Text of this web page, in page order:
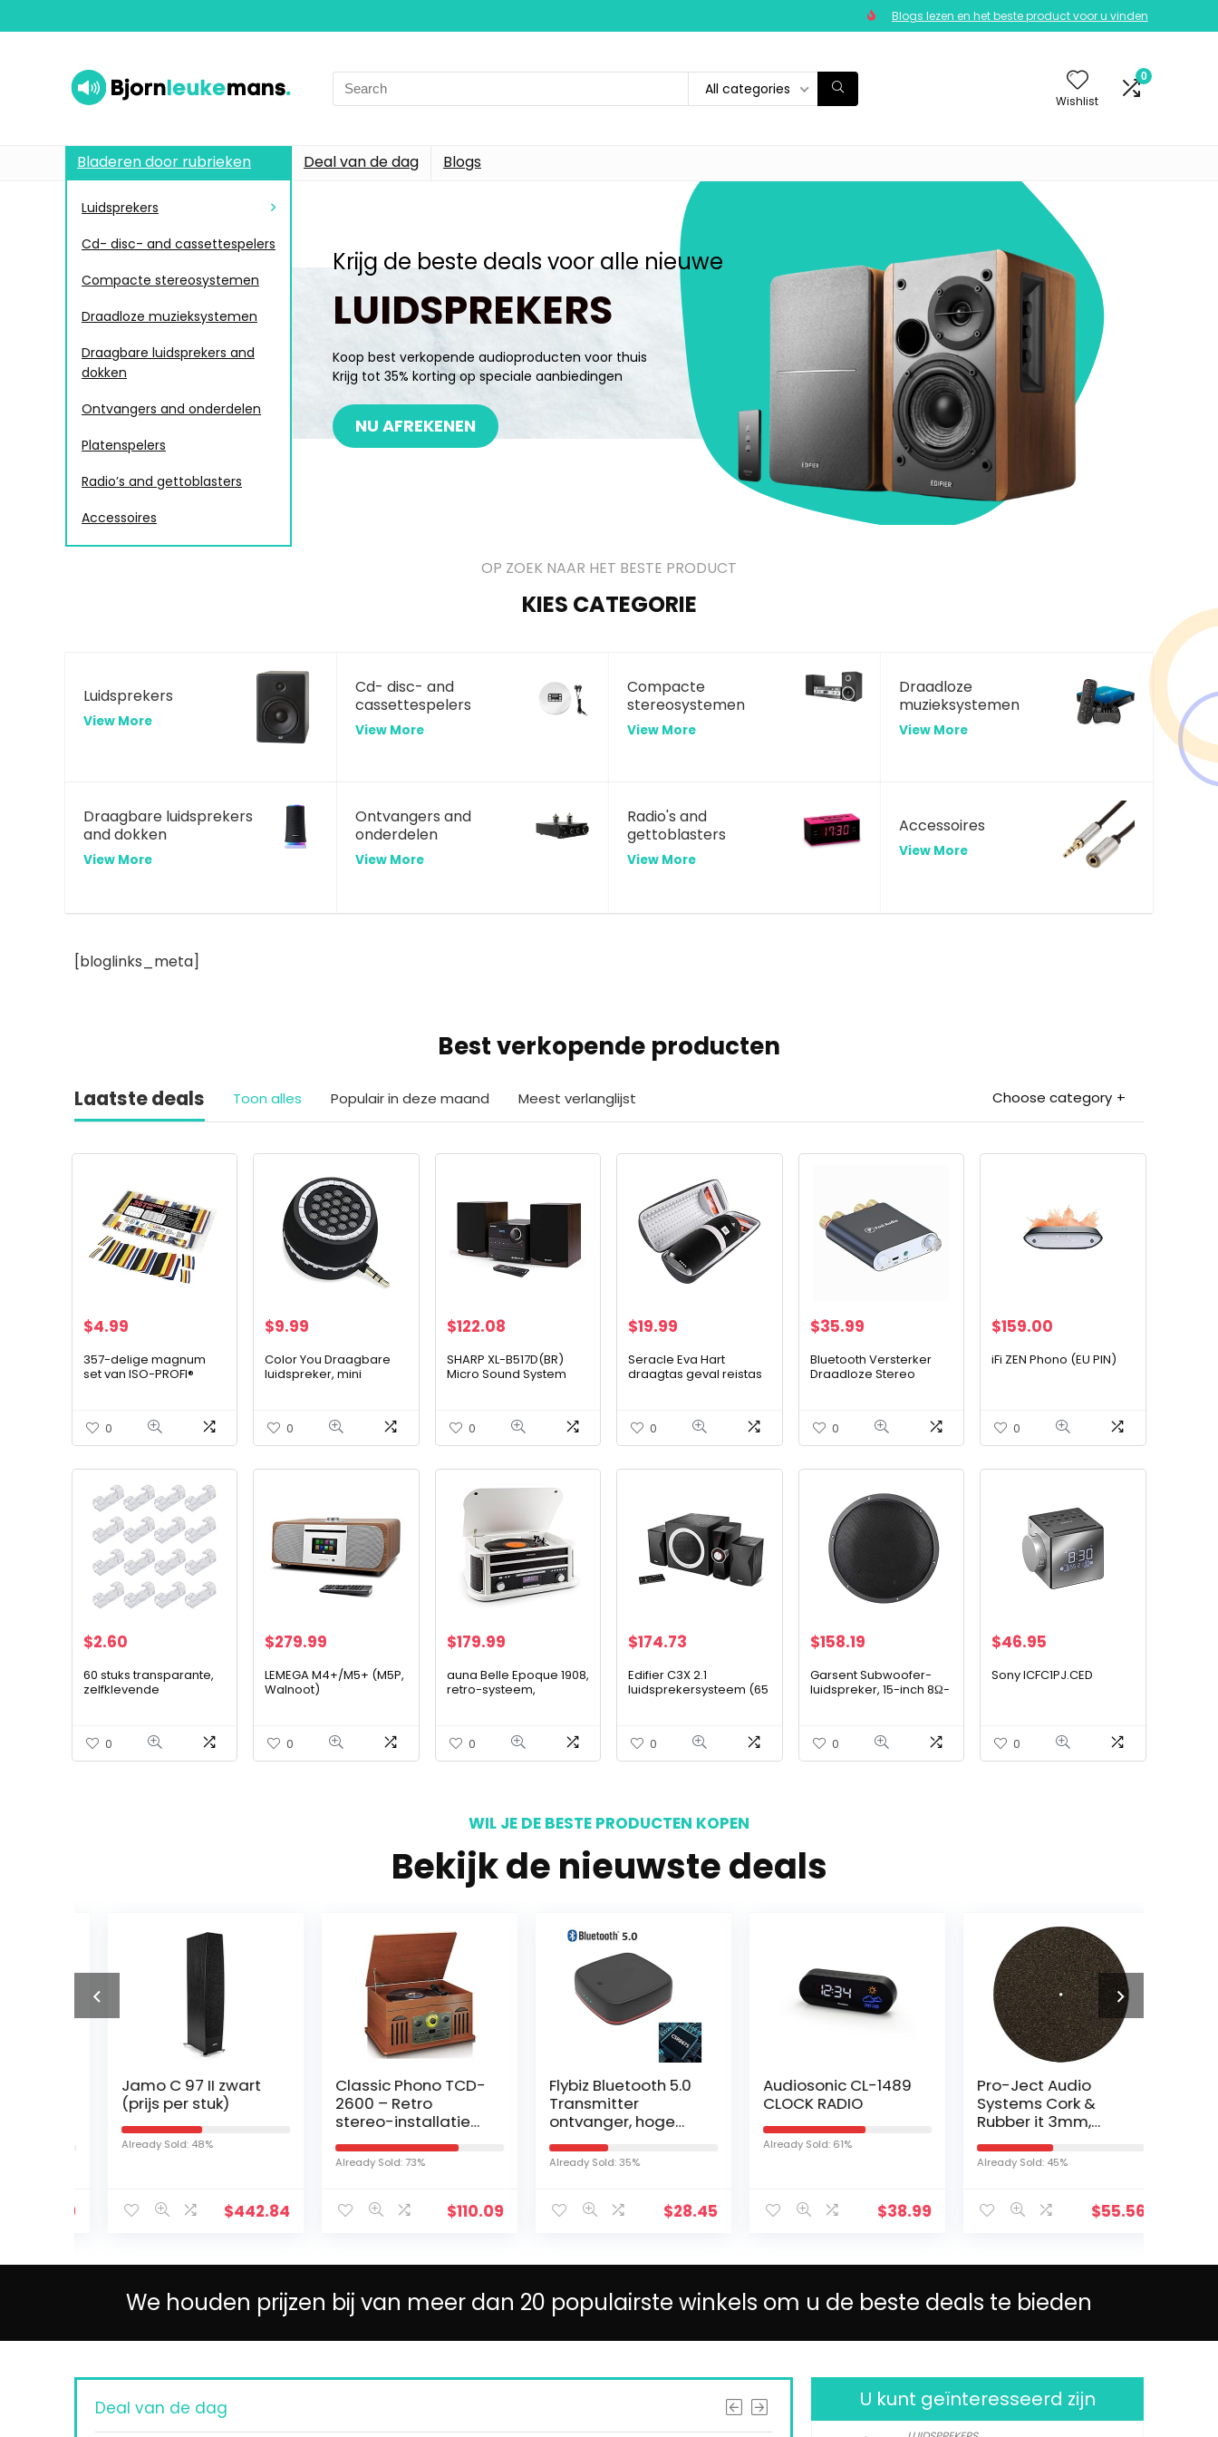
Blogs lezen en het beste product voor u vinden
All categories
Wishlist
0
Bladeren door rubrieken
Luidsprekers
Cd- disc- and cassettespelers
Compacte stereosystemen
Draadloze muzieksystemen
Draagbare luidsprekers and
dokken
Ontvangers and onderdelen
Platenspelers
Radio’s and gettoblasters
Accessoires
Deal van de dag Blogs
Krijg de beste deals voor alle nieuwe
LUIDSPREKERS
Koop best verkopende audioproducten voor thuis
Krijg tot 35% korting op speciale aanbiedingen
NU AFREKENEN
OP ZOEK NAAR HET BESTE PRODUCT
KIES CATEGORIE
Luidsprekers
View More
Cd- disc- and
cassettespelers
View More
Compacte
stereosystemen
View More
Draadloze
muzieksystemen
View More
Draagbare luidsprekers
and dokken
View More
Ontvangers and
onderdelen
View More
Radio's and
gettoblasters
View More
Accessoires
View More
[bloglinks_meta]
Best verkopende producten
Laatste deals Toon alles Populair in deze maand Meest verlanglijst Choose category
$4.99
357-delige magnum
set van ISO-PROFI®
gemêleerd
0
$9.99
Color You Draagbare
luidspreker, mini
AUX-audio-interface in
heldere bas-micro…
0
$122.08
SHARP XL-B517D(BR)
Micro Sound System
USB-weergave, houten
luidspreker en…
0
$19.99
Seracle Eva Hart
draagtas geval reistas
20 PC-luidspreker
0
$35.99
Bluetooth Versterker
Draadloze Stereo
Vermogensversterker
100W x2 met DC19V-
Voeding
0
$159.00
iFi ZEN Phono (EU PIN)
0
$2.60
60 stuks transparante,
zelfklevende
rond, plastic, organizers
voor kabels, voor…
0
$279.99
LEMEGA M4+/M5+ (M5P,
Walnoot)
0
$179.99
auna Belle Epoque 1908,
retro-systeem,
radio, DAB +,
platenspeler,
radiotuner…
0
$174.73
Edifier C3X 2.1
luidsprekersysteem (65
audio-weergave van
USB en SD-kaart zwart
0
$158.19
Garsent Subwoofer-
luidspreker, 15-inch 8Ω-
subwoofer-luidspreker.
0
$46.95
Sony ICFC1PJ.CED
0
WIL JE DE BESTE PRODUCTEN KOPEN
Bekijk de nieuwste deals
Jamo C 97 II zwart
(prijs per stuk)
Already Sold: 48%
442.84
Classic Phono TCD-
2600 – Retro
stereo-installatie
met draaitafel –
cassette – cd-
speler – Bluetooth
radio…
Already Sold: 73%
110.09
Flybiz Bluetooth 5.0
Transmitter
ontvanger, hoge
reikwijdte,
bluetooth-adapter,
aptX Low Latency…
Already Sold: 35%
28.45
Audiosonic CL-1489
CLOCK RADIO
Already Sold: 61%
38.99
Pro-Ject Audio
Systems Cork &
Rubber it 3mm,
hoge kwaliteit plaat
mat van kurk &
Already Sold: 45%
55.56
We houden prijzen bij van meer dan 20 populairste winkels om u de beste deals te bieden
Deal van de dag U kunt geïnteresseerd zijn